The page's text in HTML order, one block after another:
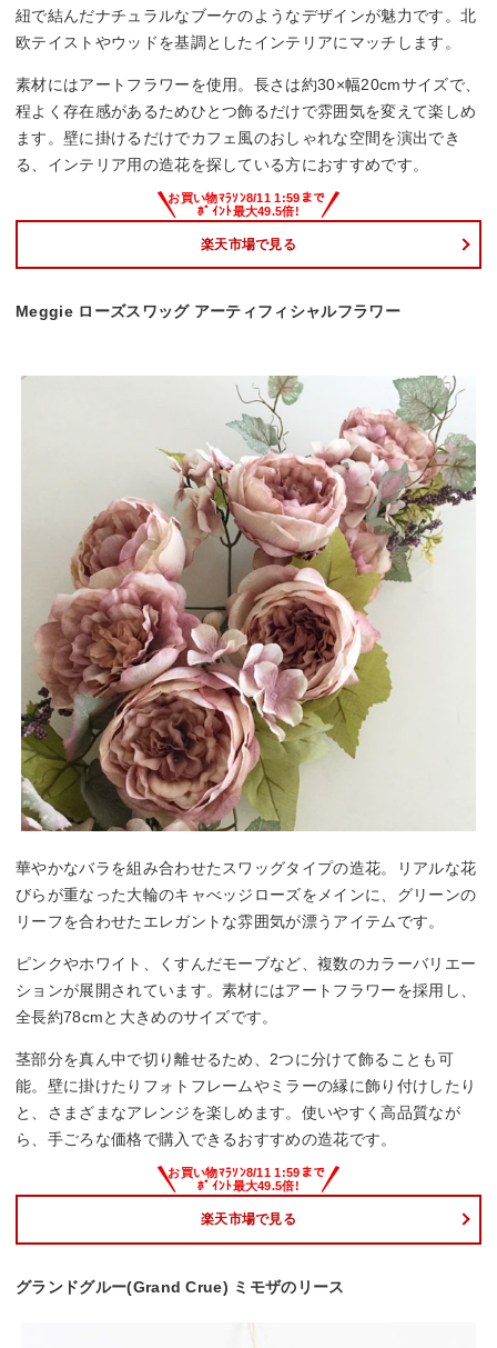
紐で結んだナチュラルなブーケのようなデザインが魅力です。北
欧テイストやウッドを基調としたインテリアにマッチします。
素材にはアートフラワーを使用。長さは約30×幅20cmサイズで、
程よく存在感があるためひとつ飾るだけで雰囲気を変えて楽しめ
ます。壁に掛けるだけでカフェ風のおしゃれな空間を演出でき
る、インテリア用の造花を探している方におすすめです。
楽天市場で見る
Meggie ローズスワッグ アーティフィシャルフラワー
華やかなバラを組み合わせたスワッグタイプの造花。リアルな花
びらが重なった大輪のキャべッジローズをメインに、グリーンの
リーフを合わせたエレガントな雰囲気が漂うアイテムです。
ピンクやホワイト、くすんだモーブなど、複数のカラーバリエー
ションが展開されています。素材にはアートフラワーを採用し、
全長約78cmと大きめのサイズです。
茎部分を真ん中で切り離せるため、2つに分けて飾ることも可
能。壁に掛けたりフォトフレームやミラーの縁に飾り付けしたり
と、さまざまなアレンジを楽しめます。使いやすく高品質なが
ら、手ごろな価格で購入できるおすすめの造花です。
楽天市場で見る
グランドグルー(Grand Crue) ミモザのリース